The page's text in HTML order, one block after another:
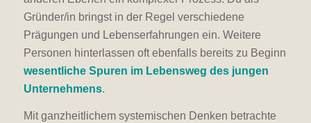
Gründer/in bringst in der Regel verschiedene
Prägungen und Lebenserfahrungen ein. Weitere
Personen hinterlassen oft ebenfalls bereits zu Beginn
wesentliche Spuren im Lebensweg des jungen
Unternehmens.
Mit ganzheitlichem systemischen Denken betrachte